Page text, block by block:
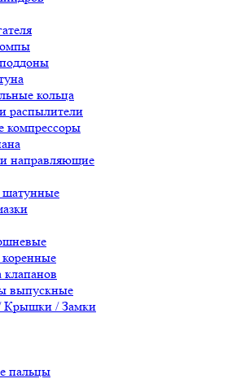
кольца
распылители
компрессоры
направляющие
выпускные
/ Замки
пальцы